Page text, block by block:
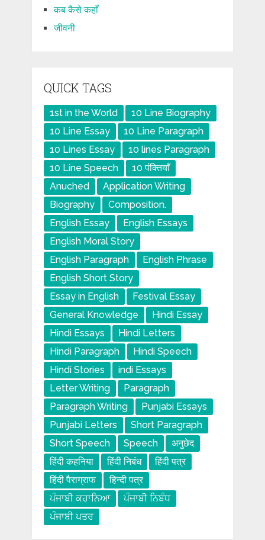
कब कैसे कहाँ
जीवनी
QUICK TAGS
1st in the World
10 Line Biography
10 Line Essay
10 Line Paragraph
10 Lines Essay
10 lines Paragraph
10 Line Speech
10 पंक्तियाँ
Anuched
Application Writing
Biography
Composition.
English Essay
English Essays
English Moral Story
English Paragraph
English Phrase
English Short Story
Essay in English
Festival Essay
General Knowledge
Hindi Essay
Hindi Essays
Hindi Letters
Hindi Paragraph
Hindi Speech
Hindi Stories
indi Essays
Letter Writing
Paragraph
Paragraph Writing
Punjabi Essays
Punjabi Letters
Short Paragraph
Short Speech
Speech
अनुछेद
हिंदी कहनिया
हिंदी निबंध
हिंदी पत्र
हिंदी पैराग्राफ
हिन्दी पत्र
ਪੰਜਾਬੀ ਕਹਾਨਿਆ
ਪੰਜਾਬੀ ਨਿਬੰਧ
ਪੰਜਾਬੀ ਪਤਰ